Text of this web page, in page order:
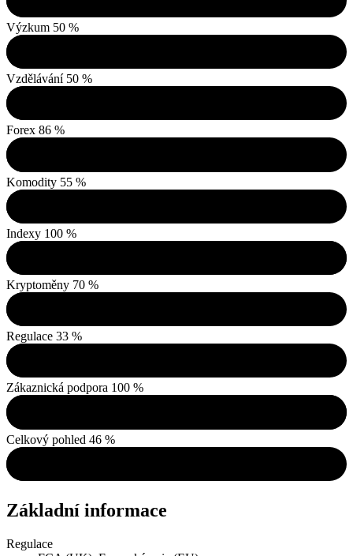
Výzkum 50 %
Vzdělávání 50 %
Forex 86 %
Komodity 55 %
Indexy 100 %
Kryptoměny 70 %
Regulace 33 %
Zákaznická podpora 100 %
Celkový pohled 46 %
Základní informace
Regulace